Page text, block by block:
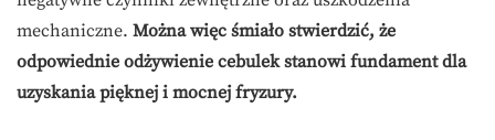
mechaniczne. Można więc śmiało stwierdzić, że
odpowiednie odżywienie cebulek stanowi fundament dla
uzyskania pięknej i mocnej fryzury.